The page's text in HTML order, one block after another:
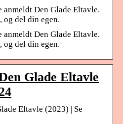
anmeldt Den Glade Eltavle.
og del din egen.
anmeldt Den Glade Eltavle.
og del din egen.
Glade Eltavle
Eltavle (2023) | Se